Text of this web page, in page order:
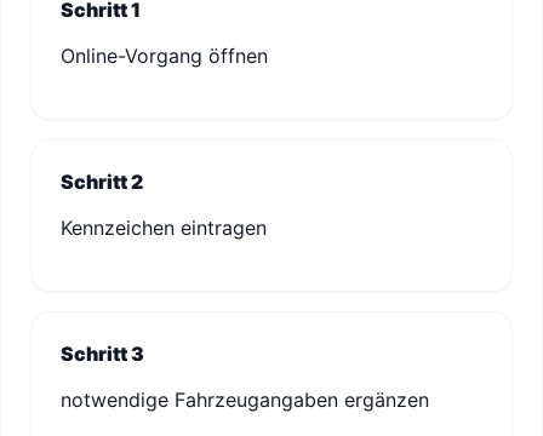
Schritt 1
Online-Vorgang öffnen
Schritt 2
Kennzeichen eintragen
Schritt 3
notwendige Fahrzeugangaben ergänzen